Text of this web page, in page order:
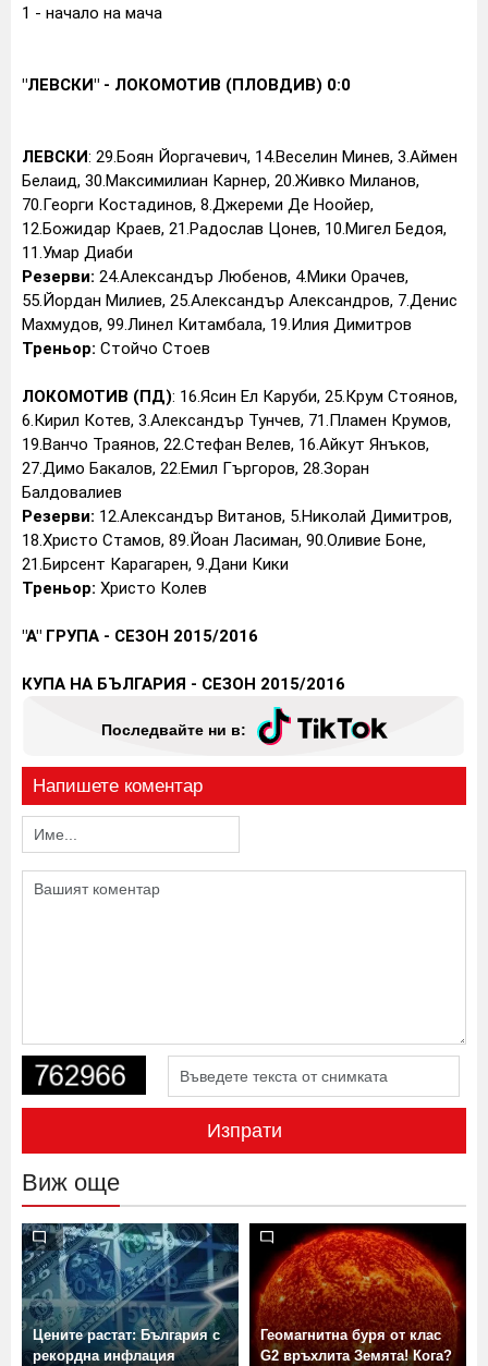
1 - начало на мача
"ЛЕВСКИ" - ЛОКОМОТИВ (ПЛОВДИВ) 0:0
ЛЕВСКИ: 29.Боян Йоргачевич, 14.Веселин Минев, 3.Аймен
Белаид, 30.Максимилиан Карнер, 20.Живко Миланов,
70.Георги Костадинов, 8.Джереми Де Ноойер,
12.Божидар Краев, 21.Радослав Цонев, 10.Мигел Бедоя,
11.Умар Диаби
Резерви: 24.Александър Любенов, 4.Мики Орачев,
55.Йордан Милиев, 25.Александър Александров, 7.Денис
Махмудов, 99.Линел Китамбала, 19.Илия Димитров
Треньор: Стойчо Стоев
ЛОКОМОТИВ (ПД): 16.Ясин Ел Каруби, 25.Крум Стоянов,
6.Кирил Котев, 3.Александър Тунчев, 71.Пламен Крумов,
19.Ванчо Траянов, 22.Стефан Велев, 16.Айкут Янъков,
27.Димо Бакалов, 22.Емил Гъргоров, 28.Зоран
Балдовалиев
Резерви: 12.Александър Витанов, 5.Николай Димитров,
18.Христо Стамов, 89.Йоан Ласиман, 90.Оливие Боне,
21.Бирсент Карагарен, 9.Дани Кики
Треньор: Христо Колев
"А" ГРУПА - СЕЗОН 2015/2016
КУПА НА БЪЛГАРИЯ - СЕЗОН 2015/2016
Последвайте ни в:
Напишете коментар
Виж още